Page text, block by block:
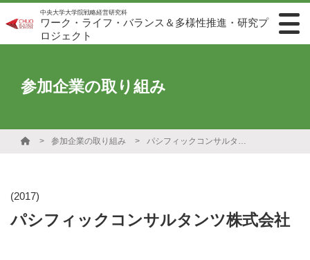
中央大学大学院戦略経営研究科
ワーク・ライフ・バランス＆多様性推進・研究プ
ロジェクト
参加企業の取り組み
参加企業の取り組み パシフィックコンサルタンツ株式会社
(2017)
パシフィックコンサルタンツ株式会社